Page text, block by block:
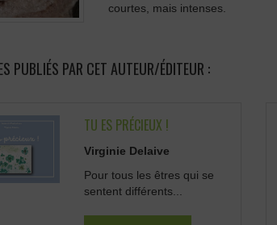
courtes, mais intenses.
PUBLIÉS PAR CET AUTEUR/ÉDITEUR :
TU ES PRÉCIEUX !
Virginie Delaive
Pour tous les êtres qui se
sentent différents...